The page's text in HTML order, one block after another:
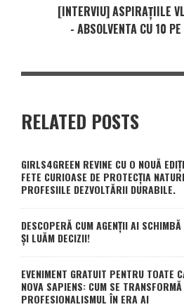
[INTERVIU] ASPIRAȚIILE
- ABSOLVENTA CU 10
RELATED POSTS
GIRLS4GREEN REVINE CU O NOUĂ
FETE CURIOASE DE PROTECȚIA
PROFESIILE DEZVOLTĂRII DURABILE.
DESCOPERĂ CUM AGENȚII AI
ȘI LUĂM DECIZII!
EVENIMENT GRATUIT PENTRU TOATE
NOVA SAPIENS: CUM SE
PROFESIONALISMUL ÎN ERA AI